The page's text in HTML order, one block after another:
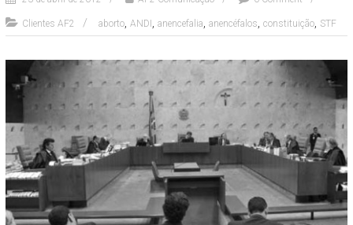
Clientes AF2 aborto, ANDI , anencefalia, anencéfalos, constituição, STF